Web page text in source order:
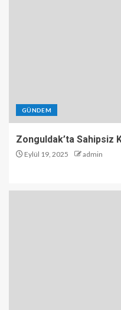
GÜNDEM
Zonguldak’ta Sahipsiz
Eylül 19, 2025 admin